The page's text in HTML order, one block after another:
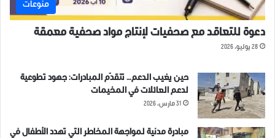
منوعات
دعوة للتعاقد مع صحفيات لإنتاج مواد صحفية معمقة
28 يوليو، 2026
حين يغيب الدعم… تتقدّم المبادرات: جهود تطوعية
لدعم العائلات في المخيمات
31 مارس، 2026
مبادرة مدنية لمواجهة المخاطر التي تهدد الأطفال في